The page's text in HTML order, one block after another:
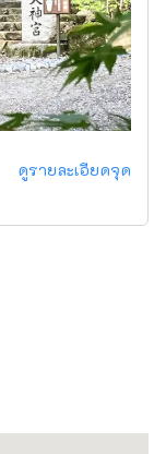
ดูรายละเอียดจุด